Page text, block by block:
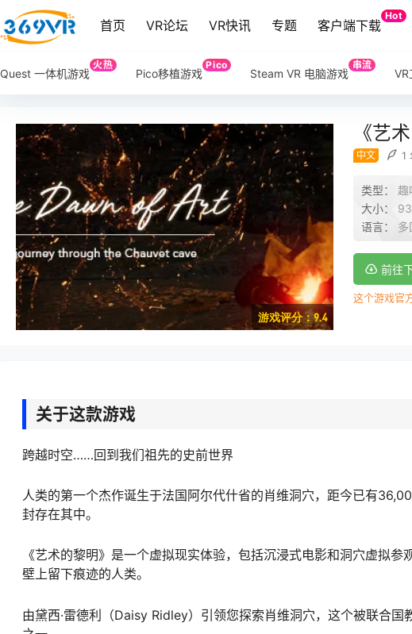
首页 VR论坛 VR快讯 专题 客户端下载
Hot
Quest 一体机游戏
火热
Pico移植游戏
Pico
Steam VR 电脑游戏
串流
VR
游戏评分：9.4
《艺
中文 1
类型： 趣
大小：
语言： 多
前往
这个游戏官
关于这款游戏
跨越时空……回到我们祖先的史前世界
人类的第一个杰作诞生于法国阿尔代什省的肖维洞穴，距今已有
封存在其中。
《艺术的黎明》是一个虚拟现实体验，包括沉浸式电影和洞穴虚拟
壁上留下痕迹的人类。
由黛西·雷德利（Daisy Ridley）引领您探索肖维洞穴，这个被联合